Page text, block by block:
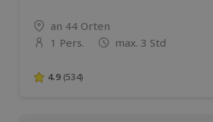
Standort
an 44 Orten
Anzahl der Teilnehmer
1 Pers. max. 3 Std
4.9 von 5 Sternen basierend auf
4.9 (534)